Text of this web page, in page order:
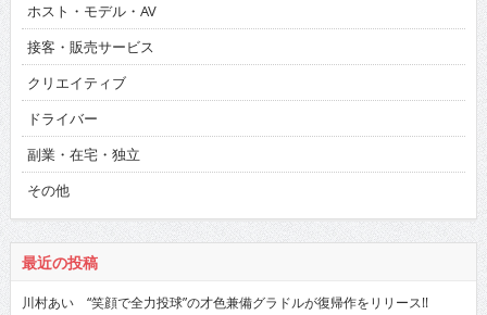
ホスト・モデル・AV
接客・販売サービス
クリエイティブ
ドライバー
副業・在宅・独立
その他
最近の投稿
川村あい “笑顔で全力投球”の才色兼備グラドルが復帰作をリリース!!